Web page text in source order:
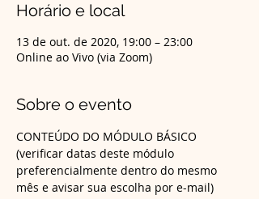
Horário e local
13 de out. de 2020, 19:00 – 23:00
Online ao Vivo (via Zoom)
Sobre o evento
CONTEÚDO DO MÓDULO BÁSICO
(verificar datas deste módulo
preferencialmente dentro do mesmo
mês e avisar sua escolha por e-mail)